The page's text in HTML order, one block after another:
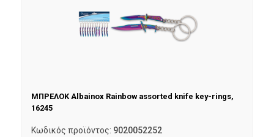
ΜΠΡΕΛΟΚ Albainox Rainbow assorted knife key-rings,
16245
Κωδικός προϊόντος: 9020052252